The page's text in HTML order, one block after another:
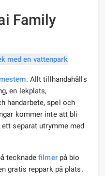
Family
. Allt tillhandahålls
en lekplats,
handarbete, spel och
kommer inte att bli
separat utrymme med
tecknadefilmerpå bio
gratis reppark på plats.